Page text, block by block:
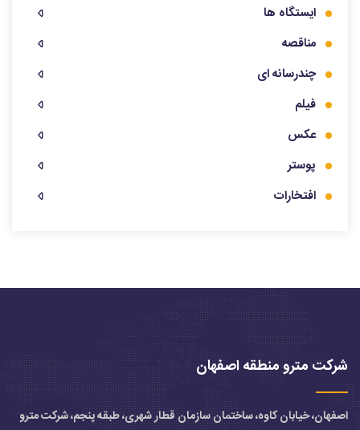
ایستگاه ها
مناقصه
چندرسانه ای
فیلم
عکس
پوستر
افتخارات
شرکت مترو منطقه اصفهان
اصفهان، خیابان کاوه، ساختمان سازمان قطار شهری، طبقه پنجم، شرکت مترو